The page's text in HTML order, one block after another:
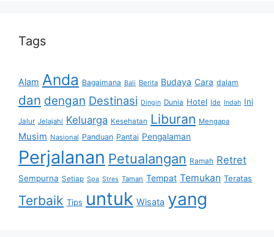
Tags
Alam Anda Bagaimana Bali Berita Budaya Cara dalam
dan dengan Destinasi Dingin Dunia Hotel Ide Indah Ini
Jalur Jelajahi Keluarga Kesehatan Liburan Mengapa
Musim Nasional Panduan Pantai Pengalaman
Perjalanan Petualangan Ramah Retret
Sempurna Setiap Spa Stres Taman Tempat Temukan Teratas
Terbaik Tips untuk Wisata yang